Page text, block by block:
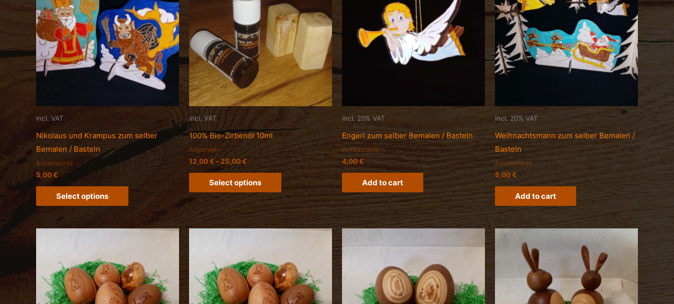
incl. VAT
Nikolaus und Krampus zum selber
Bemalen / Basteln
Accessoires
5,00€
Select options
incl. VAT
100% Bio-Zirbenöl 10ml
Allgemein
12,00€–25,00€
Select options
incl. 20% VAT
Engerl zum selber Bemalen / Basteln
Accessoires
4,00€
Add to cart
incl. 20% VAT
Weihnachtsmann zum selber Bemalen /
Basteln
Accessoires
5,00€
Add to cart